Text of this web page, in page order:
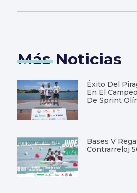
Más Noticias
Éxito Del
En El
De Sprint
Bases V
Contrarreloj